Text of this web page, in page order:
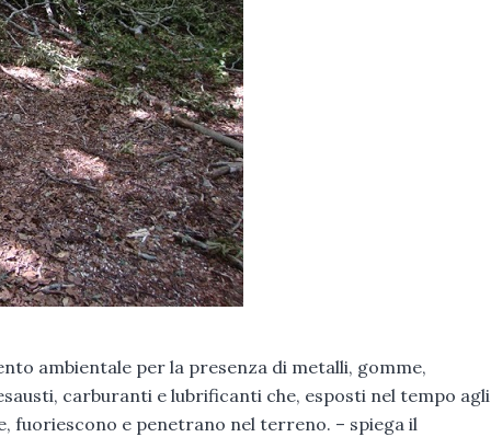
ambientale per la presenza di metalli, gomme,
carburanti e lubrificanti che, esposti nel tempo agli
fuoriescono e penetrano nel terreno. – spiega il